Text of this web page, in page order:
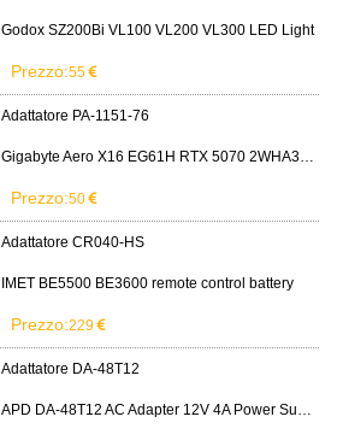
Godox SZ200Bi VL100 VL200 VL300 LED Light
Prezzo:55
Adattatore PA-1151-76
Gigabyte Aero X16 EG61H RTX 5070 2WHA3USC64AH LITEON PA-1151-76 150W adapter
Prezzo:50
Adattatore CR040-HS
IMET BE5500 BE3600 remote control battery
Prezzo:229
Adattatore DA-48T12
APD DA-48T12 AC Adapter 12V 4A Power Supply Cord